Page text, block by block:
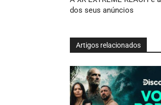
dos seus anúncios
Artigos relacionados